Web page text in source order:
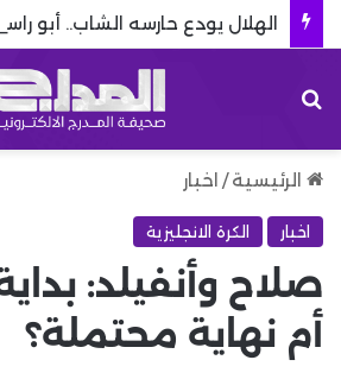
الرئيسية / اخبار
اخبار الكرة الانجليزية
صلاح وأنفيلد:
أم نهاية محتملة؟